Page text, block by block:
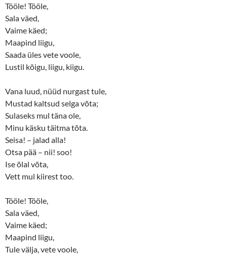
Tööle! Tööle,
Sala väed,
Vaime käed;
Maapind liigu,
Saada üles vete voole,
Lustil kõigu, liigu, kiigu.
Vana luud, nüüd nurgast tule,
Mustad kaltsud selga võta;
Sulaseks mul täna ole,
Minu käsku täitma tõta.
Seisa! – jalad alla!
Otsa pää – nii! soo!
Ise õlal võta,
Vett mul kiirest too.
Tööle! Tööle,
Sala väed,
Vaime käed;
Maapind liigu,
Tule välja, vete voole,